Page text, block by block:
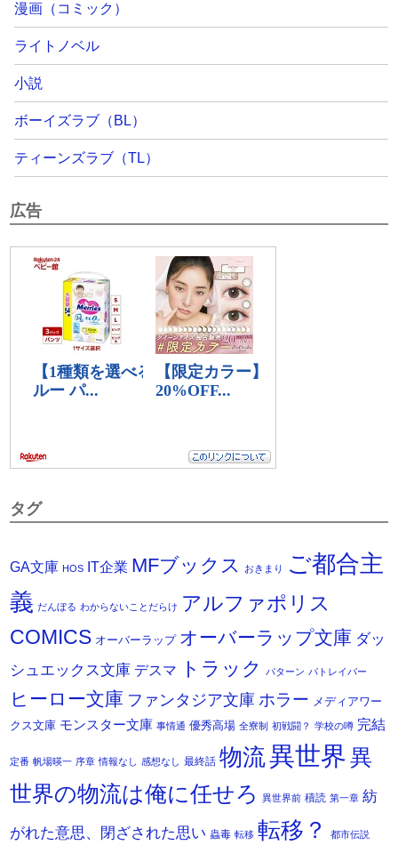
漫画（コミック）
ライトノベル
小説
ボーイズラブ（BL）
ティーンズラブ（TL）
広告
タグ
GA文庫 HOS IT企業 MFブックス おきまり
ご都合主
義 だんぼる わからないことだらけ アルファポリス
COMICS オーバーラップ オーバーラップ文庫 ダッ
シュエックス文庫 デスマ トラック パターン パトレイバー
ヒーロー文庫 ファンタジア文庫 ホラー メディアワー
クス文庫 モンスター文庫 事情通 優秀高場 全寮制 初戦闘？ 学校の噂 完結
定番 帆場暎一 序章 情報なし 感想なし 最終話 物流異世界異
世界の物流は俺に任せろ
異世界前 積読 第一章 紡
がれた意思、閉ざされた思い 蟲毒 転移 転移？ 都市伝説